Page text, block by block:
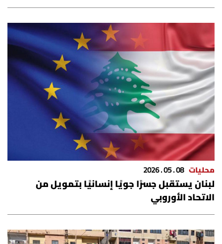
شروط الإشتراك
Digital solutions by
محليات 08 . 05 . 2026
لبنان يستقبل جسرًا جويًا إنسانيًا بتمويل من
الاتحاد الأوروبي